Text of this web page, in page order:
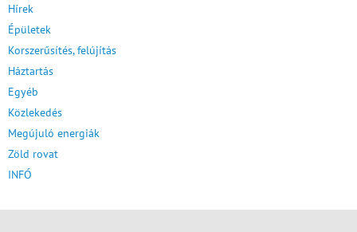
Hírek
Épületek
Korszerűsítés, felújítás
Háztartás
Egyéb
Közlekedés
Megújuló energiák
Zöld rovat
INFÓ